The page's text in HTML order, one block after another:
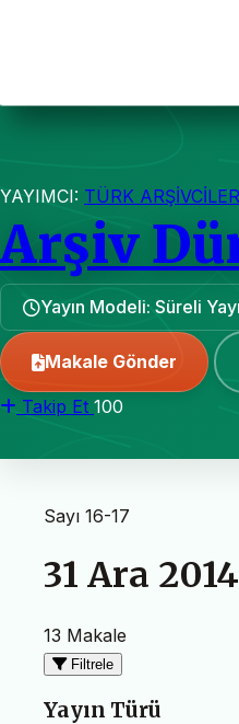
YAYIMCI: TÜRK
Arşiv
Yayın Modeli: Süreli
Makale Gönder
Takip Et 100
Sayı 16-17
31 Ara 2014
13 Makale
Filtrele
Yayın Türü